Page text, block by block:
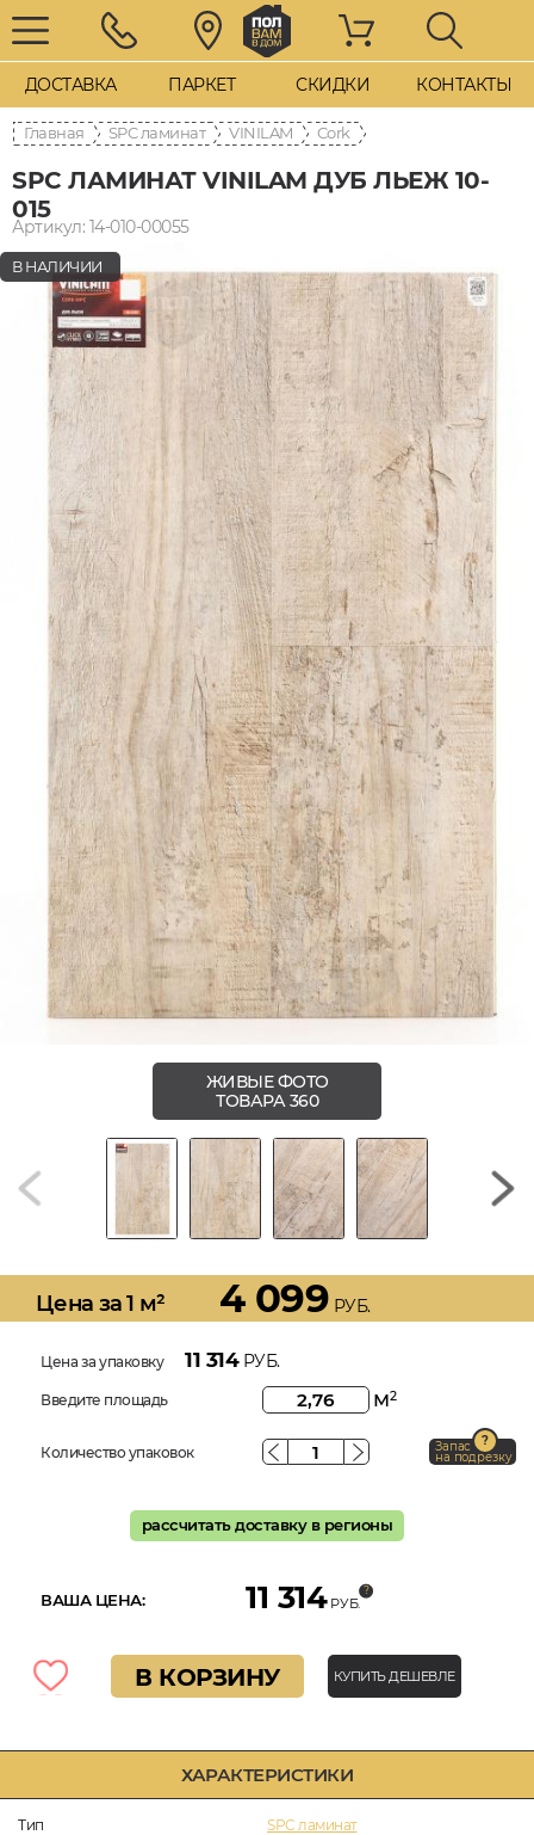
ДОСТАВКА ПАРКЕТ СКИДКИ КОНТАКТЫ
Главная SPC ламинат VINILAM Cork
SPC ЛАМИНАТ VINILAM ДУБ ЛЬЕЖ 10-
015
Артикул: 14-010-00055
ХАРАКТЕРИСТИКИ
Тип
SPC ламинат
В НАЛИЧИИ
ЖИВЫЕ ФОТО
ТОВАРА 360
Цена за 1 м² 4 099 РУБ.
Цена за упаковку 11 314РУБ.
Введите площадь м2
Количество упаковок Запас
на подрезку
рассчитать доставку в регионы
ВАША ЦЕНА: 11 314 РУБ.
В КОРЗИНУ КУПИТЬ ДЕШЕВЛЕ